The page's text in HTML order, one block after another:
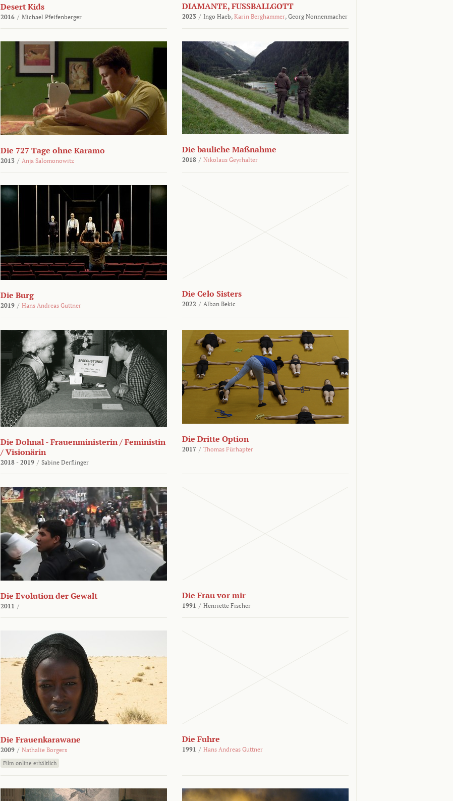
Desert Kids
2016 / Michael Pfeifenberger
DIAMANTE, FUSSBALLGOTT
2023 / Ingo Haeb, Karin Berghammer, Georg Nonnenmacher
Die 727 Tage ohne Karamo
2013 / Anja Salomonowitz
Die bauliche Maßnahme
2018 / Nikolaus Geyrhalter
Die Burg
2019 / Hans Andreas Guttner
Die Celo Sisters
2022 / Alban Bekic
Die Dohnal - Frauenministerin / Feministin
/ Visionärin
2018 - 2019 / Sabine Derflinger
Die Dritte Option
2017 / Thomas Fürhapter
Die Evolution der Gewalt
2011 /
Die Frau vor mir
1991 / Henriette Fischer
Die Frauenkarawane
2009 / Nathalie Borgers
Film online erhältlich
Die Fuhre
1991 / Hans Andreas Guttner